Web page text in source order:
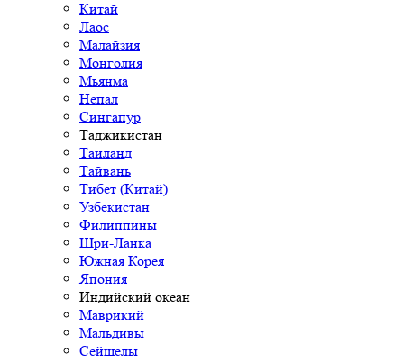
Китай
Лаос
Малайзия
Монголия
Мьянма
Непал
Сингапур
Таджикистан
Таиланд
Тайвань
Тибет (Китай)
Узбекистан
Филиппины
Шри-Ланка
Южная Корея
Япония
Индийский океан
Маврикий
Мальдивы
Сейшелы